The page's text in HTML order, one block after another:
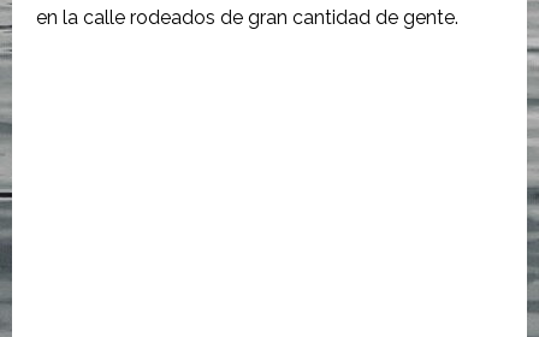
en la calle rodeados de gran cantidad de gente.